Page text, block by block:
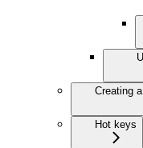
Creating
Hot keys